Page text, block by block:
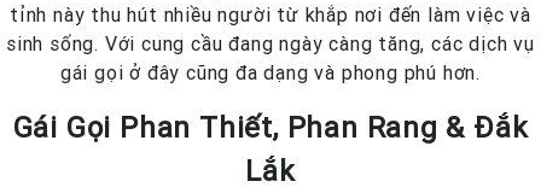
tỉnh này thu hút nhiều người từ khắp nơi đến làm việc và
sinh sống. Với cung cầu đang ngày càng tăng, các dịch vụ
gái gọi ở đây cũng đa dạng và phong phú hơn.
Gái Gọi Phan Thiết, Phan Rang & Đắk
Lắk